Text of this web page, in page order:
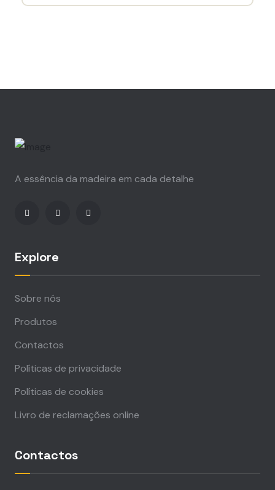
A essência da madeira em cada detalhe
Explore
Sobre nós
Produtos
Contactos
Políticas de privacidade
Políticas de cookies
Livro de reclamações online
Contactos